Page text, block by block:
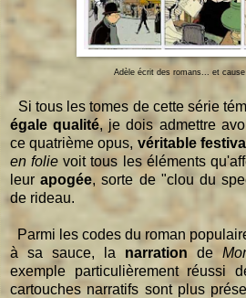
Adèle écrit des romans... et cause
Si tous les tomes de cette série
égale qualité, je dois admettre
ce quatrième opus, véritable festival
en folie voit tous les éléments
leurapogée, sorte de "clou du
de rideau.
Parmi les codes du roman
à sa sauce, la narration de
exemple particulièrement réussi
cartouches narratifs sont plus